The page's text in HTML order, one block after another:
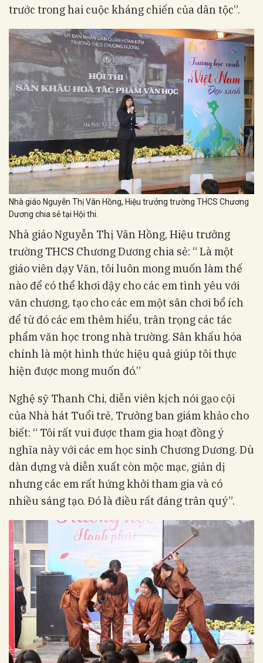
trước trong hai cuộc kháng chiến của dân tộc”.
Nhà giáo Nguyễn Thị Vân Hồng, Hiệu trưởng trường THCS Chương
Dương chia sẻ tại Hội thi.
Nhà giáo Nguyễn Thị Vân Hồng, Hiệu trưởng
trường THCS Chương Dương chia sẻ: “ Là một
giáo viên dạy Văn, tôi luôn mong muốn làm thế
nào để có thể khơi dậy cho các em tình yêu với
văn chương, tạo cho các em một sân chơi bổ ích
để từ đó các em thêm hiểu, trân trọng các tác
phẩm văn học trong nhà trường. Sân khấu hóa
chính là một hình thức hiệu quả giúp tôi thực
hiện được mong muốn đó.”
Nghệ sỹ Thanh Chi, diễn viên kịch nói gạo cội
của Nhà hát Tuổi trẻ, Trưởng ban giám khảo cho
biết: “ Tôi rất vui được tham gia hoạt đồng ý
nghĩa này với các em học sinh Chương Dương. Dù
dàn dựng và diễn xuất còn mộc mạc, giản dị
nhưng các em rất hứng khởi tham gia và có
nhiều sáng tạo. Đó là điều rất đáng trân quý”.